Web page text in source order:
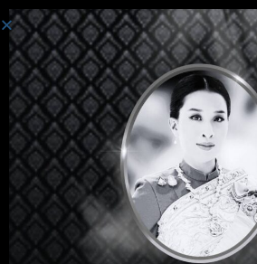
Hey there, great
Do you like this
ENROLL